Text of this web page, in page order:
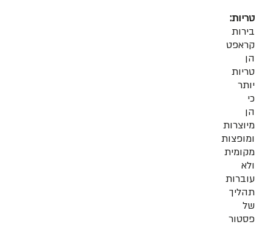
טריות:
בירות
קראפט
הן
טריות
יותר
כי
הן
מיוצרות
ומופצות
מקומית
ולא
עוברות
תהליך
של
פסטור